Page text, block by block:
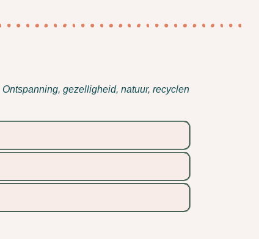
Ontspanning, gezelligheid, natuur, recyclen